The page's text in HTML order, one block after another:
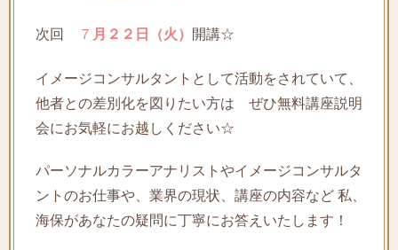
次回 ７ 月２２日（火） 開講☆
イメージコンサルタントとして活動をされていて、
他者との差別化を図りたい方は ぜひ無料講座説明
会にお気軽にお越しください☆
パーソナルカラーアナリストやイメージコンサルタ
ントのお仕事や、業界の現状、講座の内容など 私、
海保があなたの疑問に丁寧にお答えいたします！